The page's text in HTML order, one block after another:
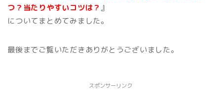
つ？当たりやすいコツは？ 』
についてまとめてみました。
最後までご覧いただきありがとうございました。
スポンサーリンク